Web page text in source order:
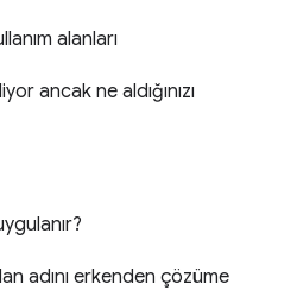
alanları
ancak ne aldığınızı
adını erkenden çözüme